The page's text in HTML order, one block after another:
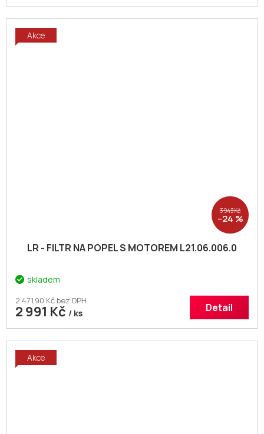
Akce
3 943 Kč
–24 %
LR - FILTR NA POPEL S MOTOREM L21.06.006.0
skladem
2 471,90 Kč bez DPH
2 991 Kč / ks Detail
Akce